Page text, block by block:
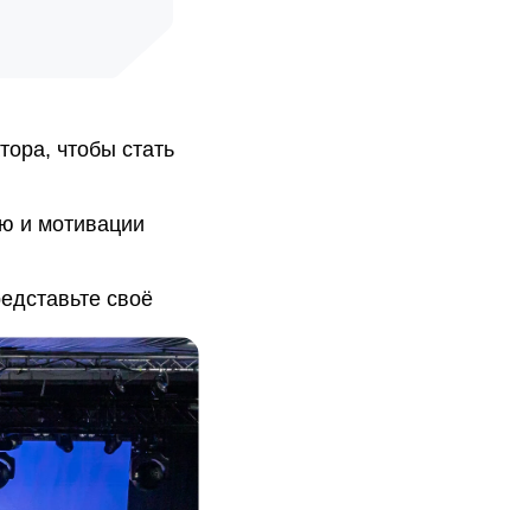
чтобы стать
и мотивации
своё